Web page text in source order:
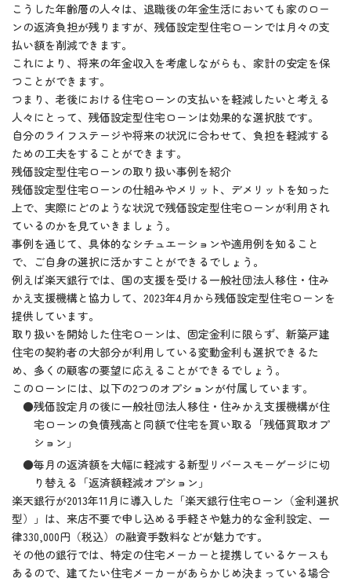
こうした年齢層の人々は、退職後の年金生活においても家のロー
ンの返済負担が残りますが、残価設定型住宅ローンでは月々の支
払い額を削減できます。
これにより、将来の年金収入を考慮しながらも、家計の安定を保
つことができます。
つまり、老後における住宅ローンの支払いを軽減したいと考える
人々にとって、残価設定型住宅ローンは効果的な選択肢です。
自分のライフステージや将来の状況に合わせて、負担を軽減する
ための工夫をすることができます。
残価設定型住宅ローンの取り扱い事例を紹介
残価設定型住宅ローンの仕組みやメリット、デメリットを知った
上で、実際にどのような状況で残価設定型住宅ローンが利用され
ているのかを見ていきましょう。
事例を通じて、具体的なシチュエーションや適用例を知ること
で、ご自身の選択に活かすことができるでしょう。
例えば楽天銀行では、国の支援を受ける一般社団法人移住・住み
かえ支援機構と協力して、2023年4月から残価設定型住宅ローンを
提供しています。
取り扱いを開始した住宅ローンは、固定金利に限らず、新築戸建
住宅の契約者の大部分が利用している変動金利も選択できるた
め、多くの顧客の要望に応えることができるでしょう。
このローンには、以下の2つのオプションが付属しています。
●残価設定月の後に一般社団法人移住・住みかえ支援機構が住
宅ローンの負債残高と同額で住宅を買い取る「残価買取オプ
ション」
●毎月の返済額を大幅に軽減する新型リバースモーゲージに切
り替える「返済額軽減オプション」
楽天銀行が2013年11月に導入した「楽天銀行住宅ローン（金利選択
型）」は、来店不要で申し込める手軽さや魅力的な金利設定、一
律330,000円（税込）の融資手数料などが魅力です。
その他の銀行では、特定の住宅メーカーと提携しているケースも
あるので、建てたい住宅メーカーがあらかじめ決まっている場合